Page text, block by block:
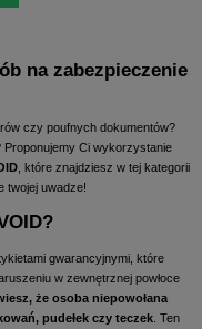
na zabezpieczenie
czy poufnych dokumentów?
Ci wykorzystanie
, które znajdziesz w tej kategorii
twojej uwadze!
gwarancyjnymi, które
w zewnętrznej powłoce
że osoba niepowołana
pudełek czy teczek . Ten